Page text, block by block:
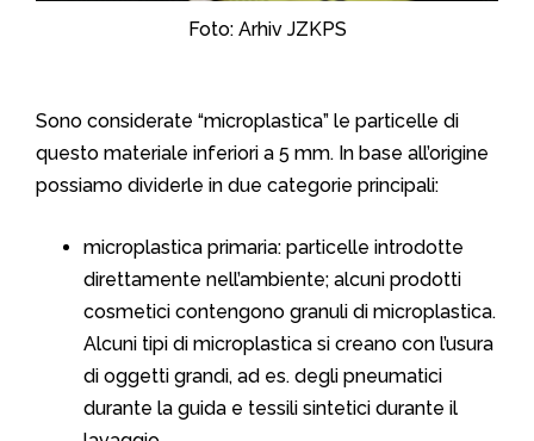
Foto: Arhiv JZKPS
Sono considerate “microplastica” le particelle di
questo materiale inferiori a 5 mm. In base all’origine
possiamo dividerle in due categorie principali:
microplastica primaria: particelle introdotte
direttamente nell’ambiente; alcuni prodotti
cosmetici contengono granuli di microplastica.
Alcuni tipi di microplastica si creano con l’usura
di oggetti grandi, ad es. degli pneumatici
durante la guida e tessili sintetici durante il